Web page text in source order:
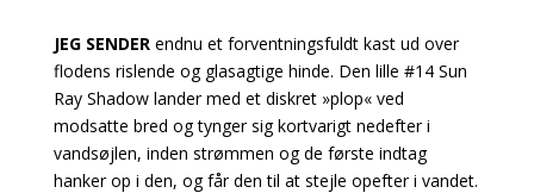
JEG SENDER endnu et forventningsfuldt kast ud over
flodens rislende og glasagtige hinde. Den lille #14 Sun
Ray Shadow lander med et diskret »plop« ved
modsatte bred og tynger sig kortvarigt nedefter i
vandsøjlen, inden strømmen og de første indtag
hanker op i den, og får den til at stejle opefter i vandet.